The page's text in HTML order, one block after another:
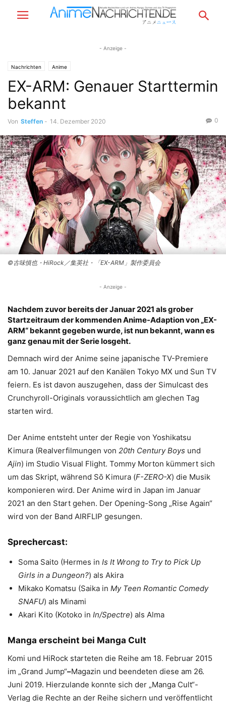
- Anzeige -
Nachrichten Anime
EX-ARM: Genauer Starttermin
bekannt
Von Steffen - 14. Dezember 2020 0
©古味慎也・HiRock／集英社・「EX-ARM」製作委員会
- Anzeige -
Nachdem zuvor bereits der Januar 2021 als grober
Startzeitraum der kommenden Anime-Adaption von „EX-
ARM“ bekannt gegeben wurde, ist nun bekannt, wann es
ganz genau mit der Serie losgeht.
Demnach wird der Anime seine japanische TV-Premiere
am 10. Januar 2021 auf den Kanälen Tokyo MX und Sun TV
feiern. Es ist davon auszugehen, dass der Simulcast des
Crunchyroll-Originals voraussichtlich am glechen Tag
starten wird.
Der Anime entsteht unter der Regie von Yoshikatsu
Kimura (Realverfilmungen von 20th Century Boys und
Ajin) im Studio Visual Flight. Tommy Morton kümmert sich
um das Skript, während Sō Kimura (F-ZERO-X) die Musik
komponieren wird. Der Anime wird in Japan im Januar
2021 an den Start gehen. Der Opening-Song „Rise Again“
wird von der Band AIRFLIP gesungen.
Sprechercast:
Soma Saito (Hermes in Is It Wrong to Try to Pick Up
Girls in a Dungeon?) als Akira
Mikako Komatsu (Saika in My Teen Romantic Comedy
SNAFU) als Minami
Akari Kito (Kotoko in In/Spectre) als Alma
Manga erscheint bei Manga Cult
Komi und HiRock starteten die Reihe am 18. Februar 2015
im „Grand Jump“–Magazin und beendeten diese am 26.
Juni 2019. Hierzulande konnte sich der „Manga Cult“-
Verlag die Rechte an der Reihe sichern und veröffentlicht